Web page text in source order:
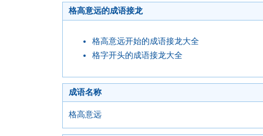
格高意远的成语接龙
格高意远开始的成语接龙大全
格字开头的成语接龙大全
成语名称
格高意远